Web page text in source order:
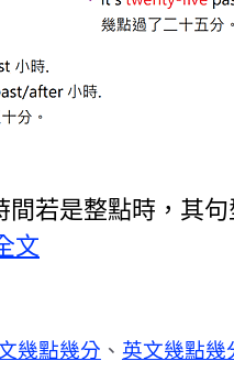
若是整點時，其句
文
幾點幾分 、 英文幾點幾